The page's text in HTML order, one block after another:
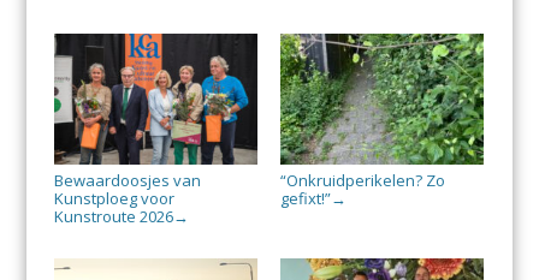
Bewaardoosjes van
Kunstploeg voor
Kunstroute 2026→
“Onkruidperikelen? Zo
gefixt!”→